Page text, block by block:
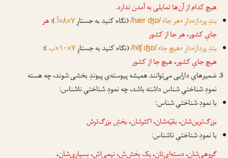
هیچ کدام از آن‌هاتمایلی به آمدن ندارد.
بندِ پردازه‌دارِ «هر جا»/hær ʤɒ/(نگاه کنید به جستارِ۷×۸×آ. ):هر
جایِ کشور،هر جا از کشور
بندِ پردازه‌دارِ «هیچ جا»/hiʧ ʤɒ/(نگاه کنید به جستارِ۷×۱۰×ب.
):
هیچ جایِ کشور،هیچ جا از کشور
ضمیرهایِ دارایی می‌توانند همیشه پیوسته‌یِ پیوندِ بخشی شوند، چه هسته
نمودِ شناختیِ شناس داشته باشد، چه نمودِ شناختیِ ناشناس:
با نمودِ شناختیِ شناس:
بزرگ‌ترین‌شان،بقیّه‌شان،اکثرشان،بخشِ بزرگ‌ترش
با نمودِ شناختیِ ناشناس: